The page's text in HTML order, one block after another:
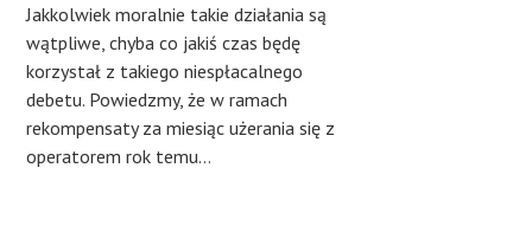
Jakkolwiek moralnie takie działania są
wątpliwe, chyba co jakiś czas będę
korzystał z takiego niespłacalnego
debetu. Powiedzmy, że w ramach
rekompensaty za miesiąc użerania się z
operatorem rok temu…